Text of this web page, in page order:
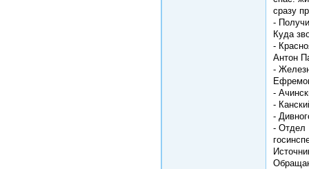
сразу
-
Куда
-
Антон
-
-
-
-
- Отдел